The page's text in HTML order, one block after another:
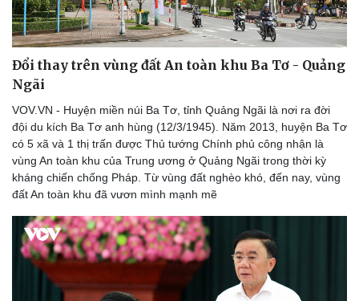
Sức khỏe
Dinh dưỡng - món ngon
Cây thuốc
Sản phụ khoa
Nhi khoa
Làm đẹp - giảm cân
Phòng mạch online
Ăn sạch sống khỏe
Đời sống
Nhà đẹp
Blog
Tình yêu - Gia đình
Đổi thay trên vùng đất An toàn khu Ba Tơ - Quảng
Ngãi
VOV.VN - Huyện miền núi Ba Tơ, tỉnh Quảng Ngãi là nơi ra đời
đội du kích Ba Tơ anh hùng (12/3/1945). Năm 2013, huyện Ba Tơ
có 5 xã và 1 thị trấn được Thủ tướng Chính phủ công nhận là
vùng An toàn khu của Trung ương ở Quảng Ngãi trong thời kỳ
kháng chiến chống Pháp. Từ vùng đất nghèo khó, đến nay, vùng
đất An toàn khu đã vươn mình mạnh mẽ